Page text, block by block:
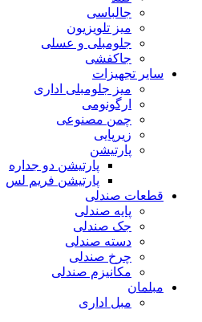
جالباسی
میز تلویزیون
جلومبلی و عسلی
جاکفشی
سایر تجهیزات
میز جلومبلی اداری
ارگونومی
چمن مصنوعی
زیرپایی
پارتیشن
پارتیشن دو جداره
پارتیشن فریم لس
قطعات صندلی
پایه صندلی
جک صندلی
دسته صندلی
چرخ صندلی
مکانیزم صندلی
مبلمان
مبل اداری